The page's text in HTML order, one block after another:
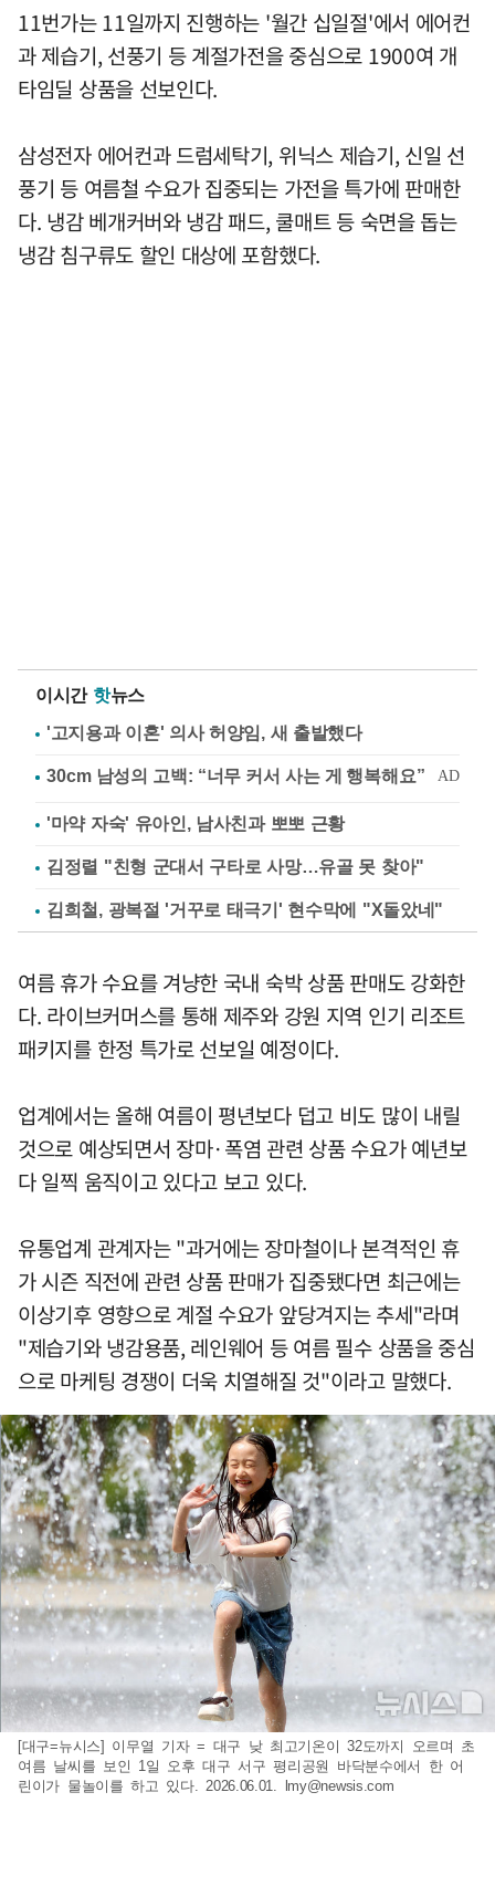
11번가는 11일까지 진행하는 '월간 십일절'에서 에어컨
과 제습기, 선풍기 등 계절가전을 중심으로 1900여 개
타임딜 상품을 선보인다.
삼성전자 에어컨과 드럼세탁기, 위닉스 제습기, 신일 선
풍기 등 여름철 수요가 집중되는 가전을 특가에 판매한
다. 냉감 베개커버와 냉감 패드, 쿨매트 등 숙면을 돕는
냉감 침구류도 할인 대상에 포함했다.
이시간 핫뉴스
'고지용과 이혼' 의사 허양임, 새 출발했다
'마약 자숙' 유아인, 남사친과 뽀뽀 근황
김정렬 "친형 군대서 구타로 사망…유골 못 찾아"
김희철, 광복절 '거꾸로 태극기' 현수막에 "X돌았네"
여름 휴가 수요를 겨냥한 국내 숙박 상품 판매도 강화한
다. 라이브커머스를 통해 제주와 강원 지역 인기 리조트
패키지를 한정 특가로 선보일 예정이다.
업계에서는 올해 여름이 평년보다 덥고 비도 많이 내릴
것으로 예상되면서 장마·폭염 관련 상품 수요가 예년보
다 일찍 움직이고 있다고 보고 있다.
유통업계 관계자는 "과거에는 장마철이나 본격적인 휴
가 시즌 직전에 관련 상품 판매가 집중됐다면 최근에는
이상기후 영향으로 계절 수요가 앞당겨지는 추세"라며
"제습기와 냉감용품, 레인웨어 등 여름 필수 상품을 중심
으로 마케팅 경쟁이 더욱 치열해질 것"이라고 말했다.
[대구=뉴시스] 이무열 기자 = 대구 낮 최고기온이 32도까지 오르며 초
여름 날씨를 보인 1일 오후 대구 서구 평리공원 바닥분수에서 한 어
린이가 물놀이를 하고 있다. 2026.06.01.
lmy@newsis.com